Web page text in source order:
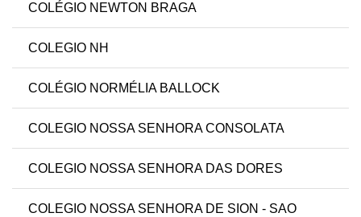
COLÉGIO NEWTON BRAGA
COLEGIO NH
COLÉGIO NORMÉLIA BALLOCK
COLEGIO NOSSA SENHORA CONSOLATA
COLEGIO NOSSA SENHORA DAS DORES
COLEGIO NOSSA SENHORA DE SION - SAO